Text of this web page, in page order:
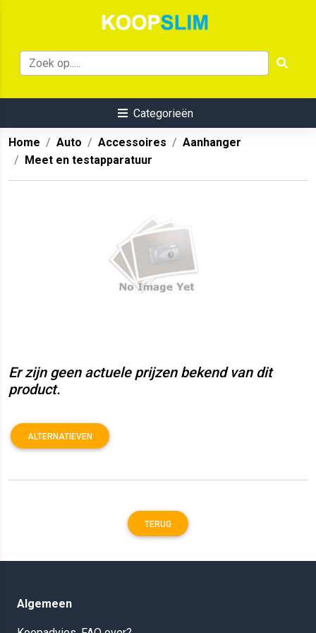
Categorieën
Home Auto Accessoires
Aanhanger
Meet en testapparatuur
Er zijn geen actuele prijzen bekend van dit
product.
ALTERNATIEVEN
TERUG
Algemeen